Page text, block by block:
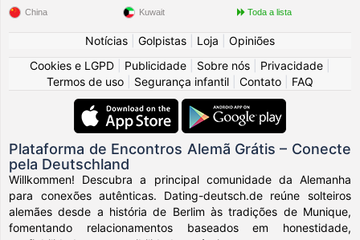
China Kuwait Toda a lista
Notícias Golpistas Loja
Opiniões
Cookies e LGPD
Publicidade Sobre nós Privacidade
Termos de uso
Segurança infantil Contato FAQ
Plataforma de Encontros Alemã Grátis – Conecte
pela Deutschland
Willkommen! Descubra a principal comunidade da Alemanha
para conexões autênticas. Dating-deutsch.de reúne solteiros
alemães desde a história de Berlim às tradições de Munique,
fomentando relacionamentos baseados em honestidade,